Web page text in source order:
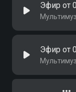
Эфир от
Эфир от